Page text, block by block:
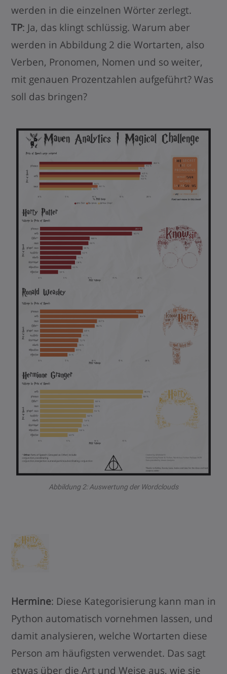
werden in die einzelnen Wörter zerlegt.
TP: Ja, das klingt schlüssig. Warum aber
werden in Abbildung 2 die Wortarten, also
Verben, Pronomen, Nomen und so weiter,
mit genauen Prozentzahlen aufgeführt? Was
soll das bringen?
Abbildung 2: Auswertung der Wordclouds
Hermine: Diese Kategorisierung kann man in
Python automatisch vornehmen lassen, und
damit analysieren, welche Wortarten diese
Person am häufigsten verwendet. Das sagt
etwas über die Art und Weise aus, wie sie